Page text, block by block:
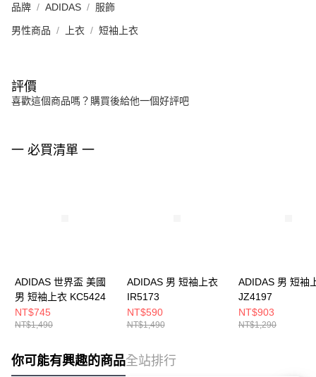
品牌 ADIDAS 服飾
男性商品 上衣 短袖上衣
評價
喜歡這個商品嗎？購買後給他一個好評吧
一 必買清單 一
ADIDAS 世界盃 美國
男 短袖上衣 KC5424
NT$745
NT$1,490
ADIDAS 男 短袖上衣
IR5173
NT$590
NT$1,490
ADIDAS 男 短袖
JZ4197
NT$903
NT$1,290
你可能有興趣的商品全站排行